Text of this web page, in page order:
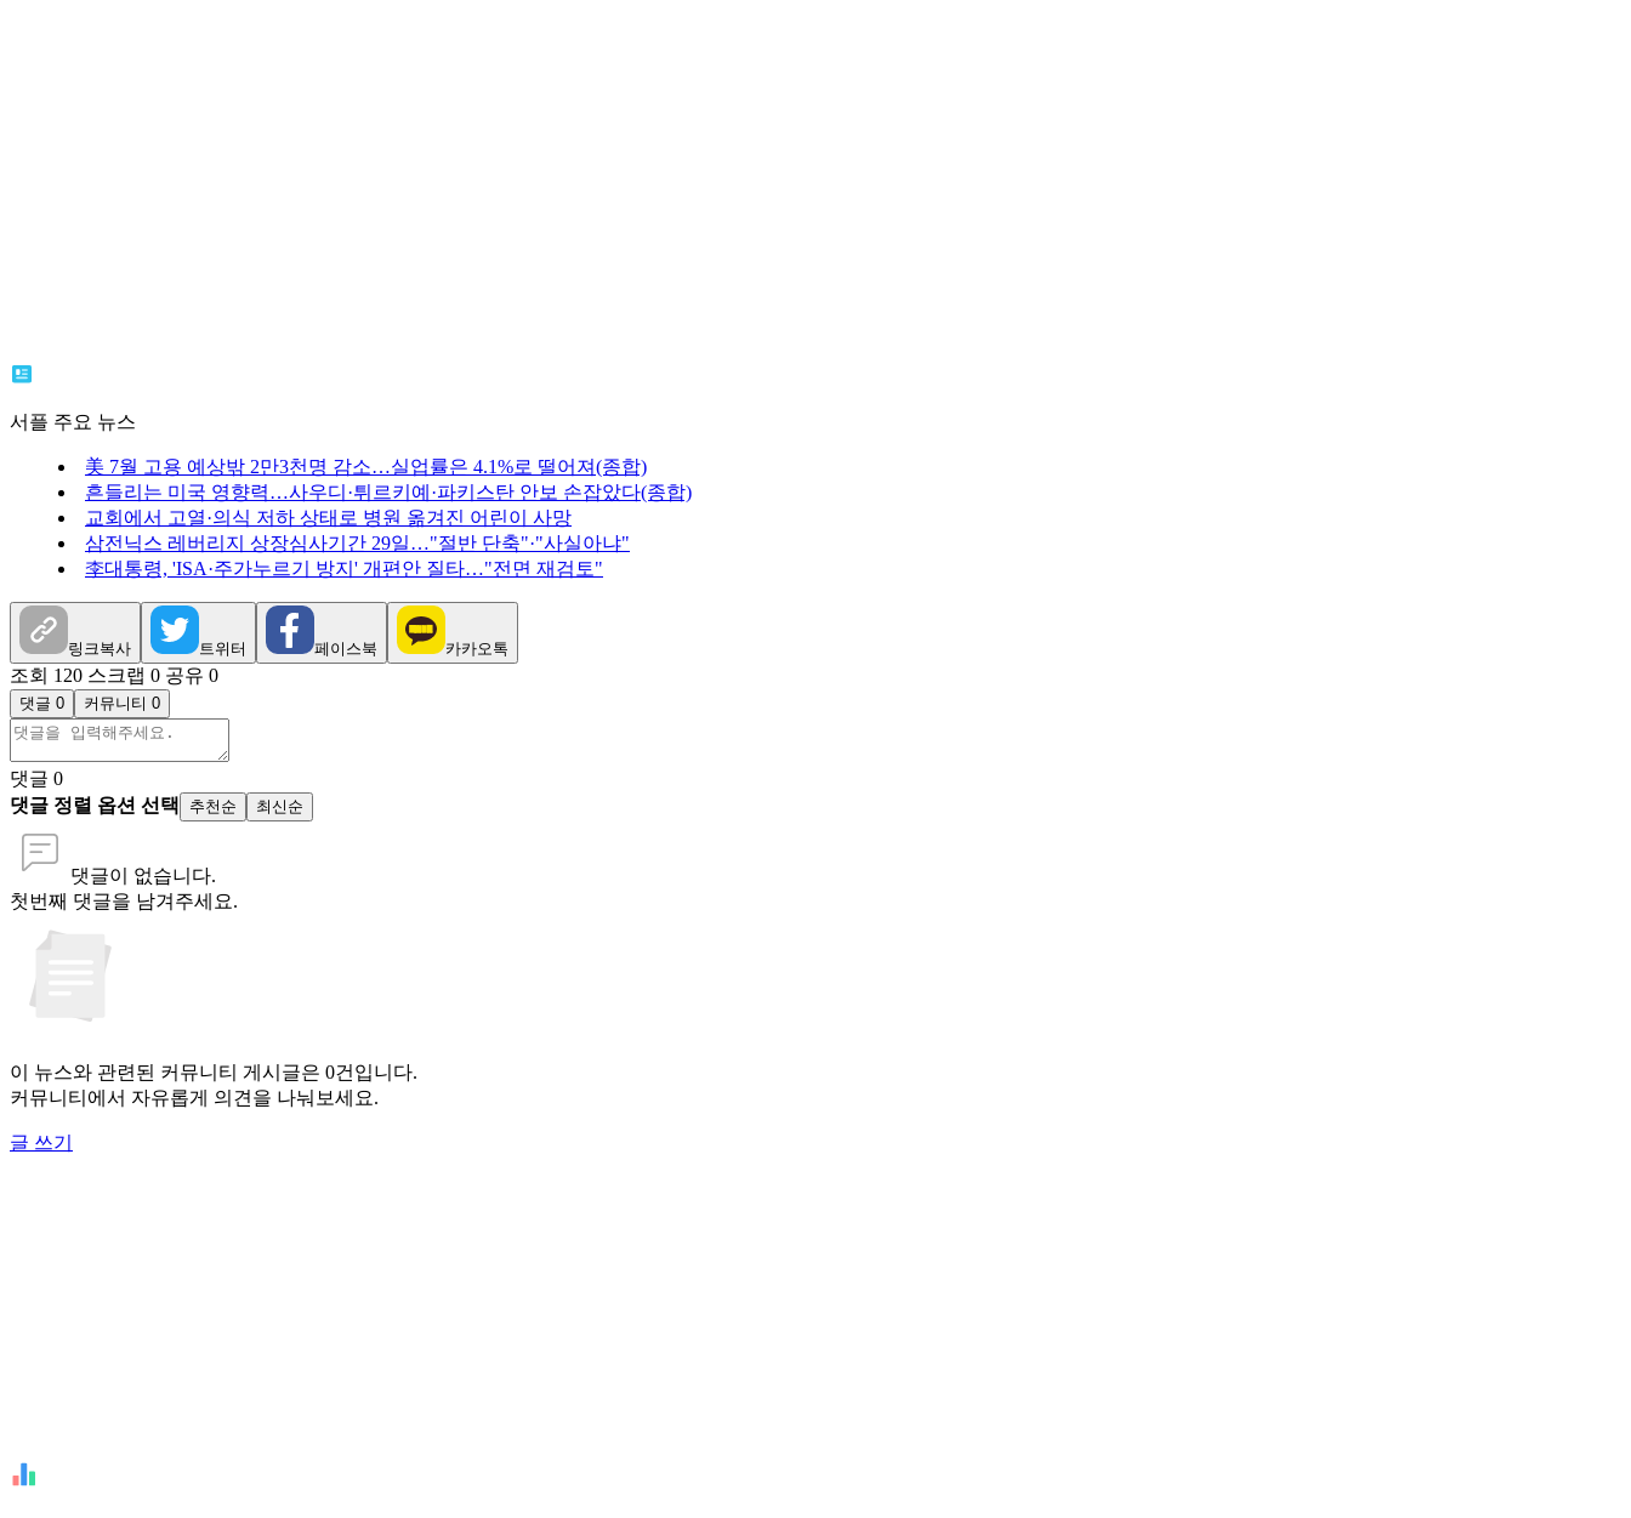
서플 주요 뉴스
美 7월 고용 예상밖 2만3천명 감소…실업률은 4.1%로 떨어져(종합)
흔들리는 미국 영향력…사우디·튀르키예·파키스탄 안보 손잡았다(종합)
교회에서 고열·의식 저하 상태로 병원 옮겨진 어린이 사망
삼전닉스 레버리지 상장심사기간 29일…"절반 단축"·"사실아냐"
李대통령, 'ISA·주가누르기 방지' 개편안 질타…"전면 재검토"
링크복사 트위터 페이스북 카카오톡
조회 120 스크랩 0 공유 0
댓글 0 커뮤니티 0
댓글 0
댓글 정렬 옵션 선택
추천순 최신순
댓글이 없습니다.
첫번째 댓글을 남겨주세요.
이 뉴스와 관련된 커뮤니티 게시글은 0건입니다.
커뮤니티에서 자유롭게 의견을 나눠보세요.
글 쓰기